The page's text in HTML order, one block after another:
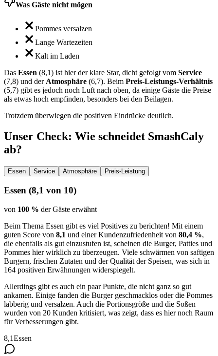
Was Gäste nicht mögen
Pommes versalzen
Lange Wartezeiten
Kalt im Laden
Das Essen (8,1) ist hier der klare Star, dicht gefolgt vom Service
(7,8) und der Atmosphäre (6,7). Beim Preis-Leistungs-Verhältnis
(5,7) gibt es jedoch noch Luft nach oben, da einige Gäste die Preise
als etwas hoch empfinden, besonders bei den Beilagen.
Trotzdem überwiegen die positiven Eindrücke deutlich.
Unser Check: Wie schneidet SmashCaly
ab?
Essen Service Atmosphäre Preis-Leistung
Essen (8,1 von 10)
von 100 % der Gäste erwähnt
Beim Thema Essen gibt es viel Positives zu berichten! Mit einem
guten Score von 8,1 und einer Kundenzufriedenheit von 80,4 %,
die ebenfalls als gut einzustufen ist, scheinen die Burger, Patties und
Pommes hier wirklich zu überzeugen. Viele schwärmen von saftigen
Burgern, frischen Zutaten und der Qualität der Speisen, was sich in
164 positiven Erwähnungen widerspiegelt.
Allerdings gibt es auch ein paar Punkte, die nicht ganz so gut
ankamen. Einige fanden die Burger geschmacklos oder die Pommes
labberig und versalzen. Auch die Portionsgröße und die Soßen
wurden von 20 Kunden kritisiert, was zeigt, dass es hier noch Raum
für Verbesserungen gibt.
8,1Essen